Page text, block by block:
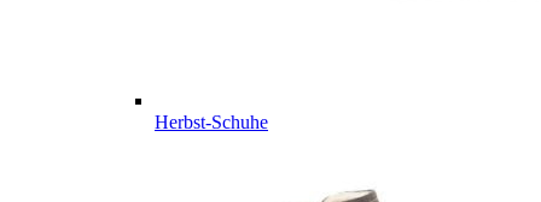
Herbst-Schuhe